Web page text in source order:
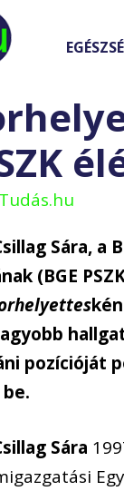
Tudás.hu
Sára, a
(BGE
pozícióját
Sára